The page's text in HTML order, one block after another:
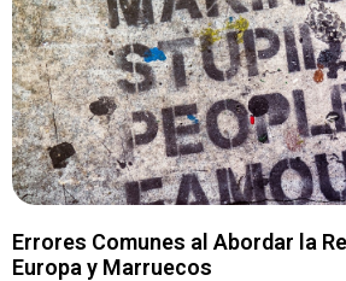
Errores Comunes al Abordar la
Europa y Marruecos